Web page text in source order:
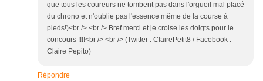
que tous les coureurs ne tombent pas dans l'orgueil mal placé
du chrono et n'oublie pas l'essence même de la course à
pieds!)<br /> <br /> Bref merci et je croise les doigts pour le
concours !!!!<br /> <br /> (Twitter : ClairePetit8 / Facebook :
Claire Pepito)
Répondre